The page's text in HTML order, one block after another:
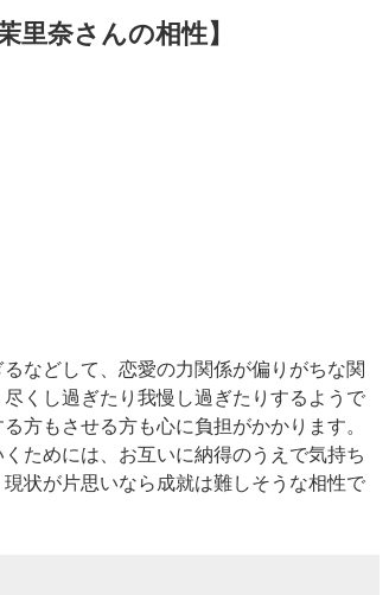
里奈さんの相性】
などして、恋愛の力関係が偏りがちな関
くし過ぎたり我慢し過ぎたりするようで
方もさせる方も心に負担がかかります。
ためには、お互いに納得のうえで気持ち
状が片思いなら成就は難しそうな相性で